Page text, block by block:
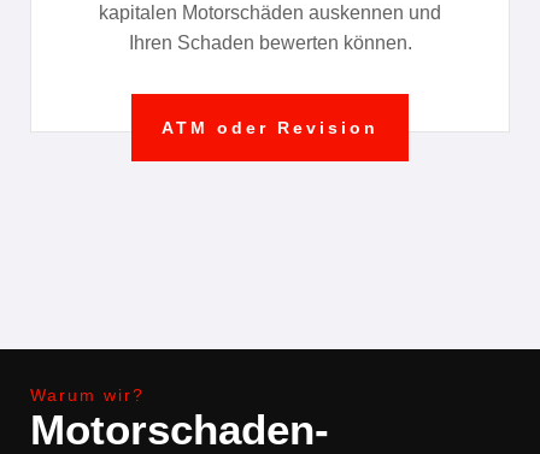
kapitalen Motorschäden auskennen und
Ihren Schaden bewerten können.
ATM oder Revision
Warum wir?
Motorschaden-